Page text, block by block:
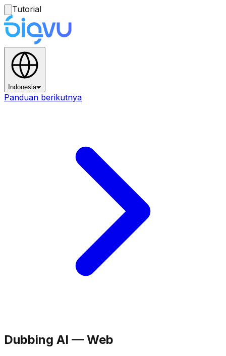
Tutorial
Indonesia
Panduan berikutnya
Dubbing AI — Web